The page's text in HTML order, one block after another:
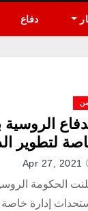
دفاع
لتطوير
Apr 27, 2021
الحكومة
إدارة خاصة